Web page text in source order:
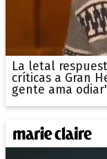
La letal
críticas a Gran
gente ama